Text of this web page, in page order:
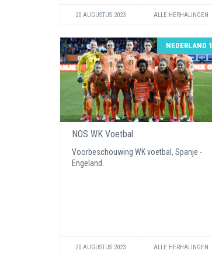
20 AUGUSTUS 2023 ALLE HERHALINGEN
NEDERLAND 1
NOS WK Voetbal
Voorbeschouwing WK voetbal, Spanje -
Engeland.
20 AUGUSTUS 2023 ALLE HERHALINGEN